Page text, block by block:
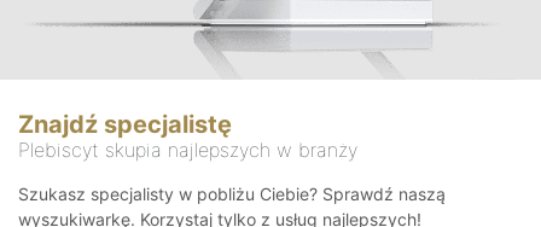
Znajdź specjalistę
Plebiscyt skupia najlepszych w branży
Szukasz specjalisty w pobliżu Ciebie? Sprawdź naszą
wyszukiwarkę. Korzystaj tylko z usług najlepszych!